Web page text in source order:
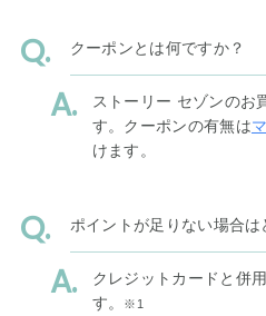
クーポンとは何ですか？
ストーリー セゾンのお
す。クーポンの有無は
けます。
ポイントが足りない場合
クレジットカードと併
す。
※1